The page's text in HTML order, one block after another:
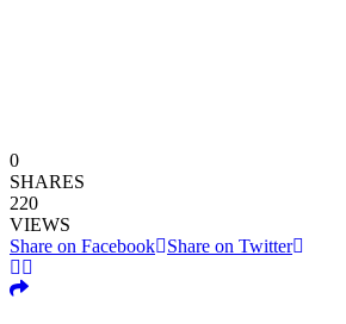
0
SHARES
220
VIEWS
Share on Facebook
Share on Twitter